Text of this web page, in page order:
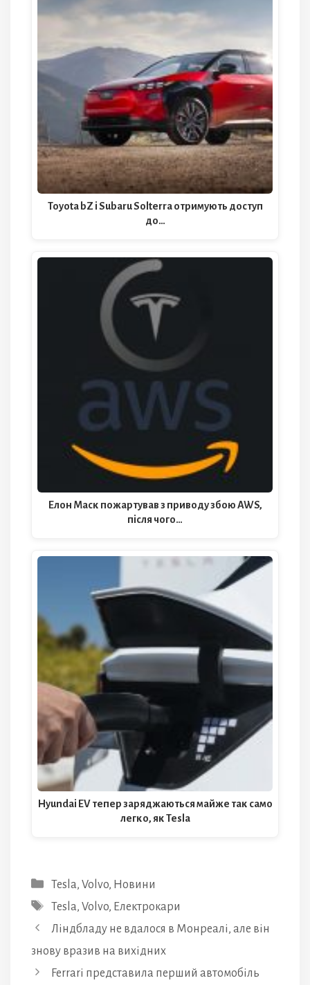
Toyota bZ і Subaru Solterra отримують доступ
до…
Елон Маск пожартував з приводу збою AWS,
після чого…
Hyundai EV тепер заряджаються майже так само
легко, як Tesla
Категорії
Tesla, Volvo, Новини
Позначки
Tesla, Volvo, Електрокари
Ліндбладу не вдалося в Монреалі, але він
знову вразив на вихідних
Ferrari представила перший автомобіль